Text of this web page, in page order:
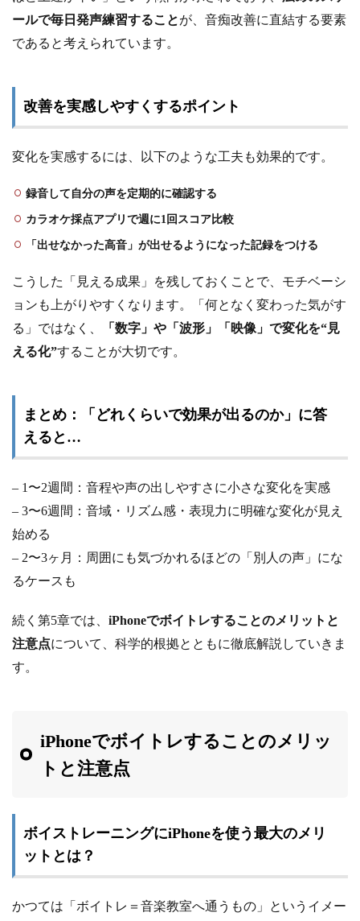
ールで毎日発声練習することが、音痴改善に直結する要素
であると考えられています。
改善を実感しやすくするポイント
変化を実感するには、以下のような工夫も効果的です。
録音して自分の声を定期的に確認する
カラオケ採点アプリで週に1回スコア比較
「出せなかった高音」が出せるようになった記録をつける
こうした「見える成果」を残しておくことで、モチベーシ
ョンも上がりやすくなります。「何となく変わった気がす
る」ではなく、
「数字」や「波形」「映像」で変化を“見
える化”することが大切です。
まとめ：「どれくらいで効果が出るのか」に答
えると…
– 1〜2週間：音程や声の出しやすさに小さな変化を実感
– 3〜6週間：音域・リズム感・表現力に明確な変化が見え
始める
– 2〜3ヶ月：周囲にも気づかれるほどの「別人の声」にな
るケースも
続く第5章では、 iPhoneでボイトレすることのメリットと
注意点について、科学的根拠とともに徹底解説していきま
す。
iPhoneでボイトレすることのメリッ
トと注意点
ボイストレーニングにiPhoneを使う最大のメリ
ットとは？
かつては「ボイトレ＝音楽教室へ通うもの」というイメー